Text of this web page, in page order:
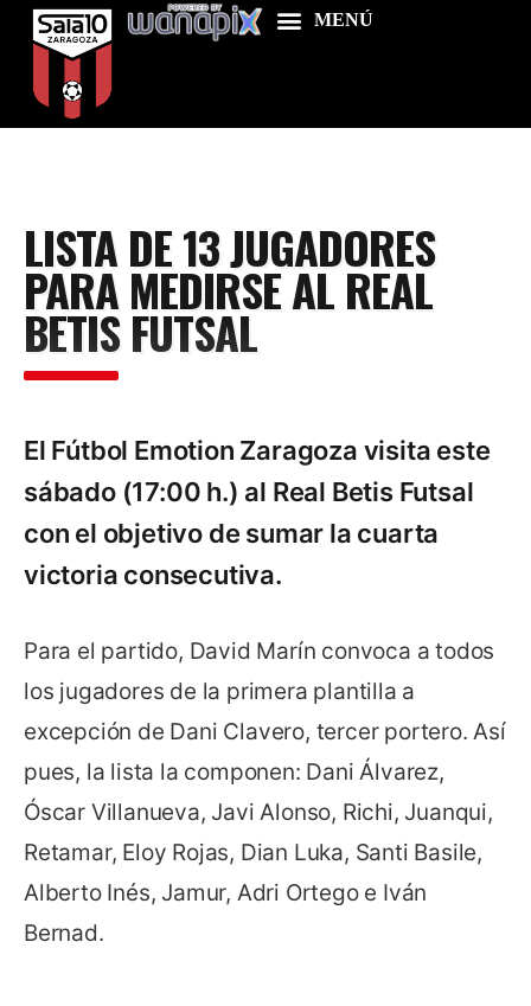
Food & Drink
Features
News
Contacts
LISTA DE 13 JUGADORES
PARA MEDIRSE AL REAL
BETIS FUTSAL
El Fútbol Emotion Zaragoza visita este
sábado (17:00 h.) al Real Betis Futsal
con el objetivo de sumar la cuarta
victoria consecutiva.
Para el partido, David Marín convoca a todos
los jugadores de la primera plantilla a
excepción de Dani Clavero, tercer portero. Así
pues, la lista la componen: Dani Álvarez,
Óscar Villanueva, Javi Alonso, Richi, Juanqui,
Retamar, Eloy Rojas, Dian Luka, Santi Basile,
Alberto Inés, Jamur, Adri Ortego e Iván
Bernad.